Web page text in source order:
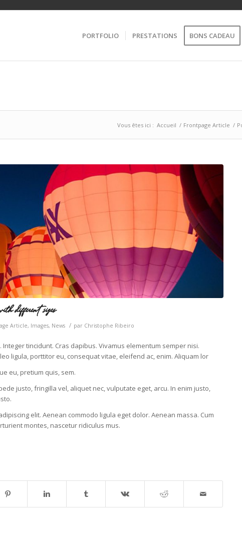
PORTFOLIO PRESTATIONS BONS CADEAU
Vous êtes ici : Accueil / Frontpage Article /
different sizes
Article, Images, News / par Christophe Ribeiro
tincidunt. Cras dapibus. Vivamus elementum semper nisi.
ligula, porttitor eu, consequat vitae, eleifend ac, enim. Aliquam lor
eu, pretium quis, sem.
justo, fringilla vel, aliquet nec, vulputate eget, arcu. In enim justo,
elit. Aenean commodo ligula eget dolor. Aenean massa. Cum
montes, nascetur ridiculus mus.